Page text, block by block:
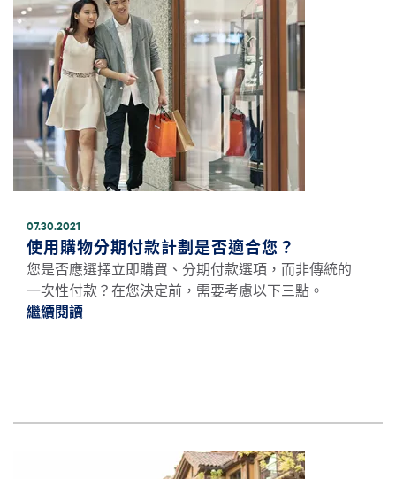
07.30.2021
使用購物分期付款計劃是否適合您？
您是否應選擇立即購買、分期付款選項，而非傳統的
一次性付款？在您決定前，需要考慮以下三點。
繼續閱讀繼續閱讀使用購物分期付款計劃是否適合您